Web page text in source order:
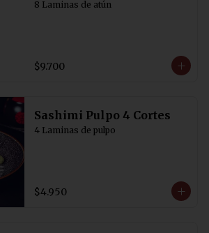
8 Laminas de atún
$9.700
Sashimi Pulpo 4 Cortes
4 Laminas de pulpo
$4.950